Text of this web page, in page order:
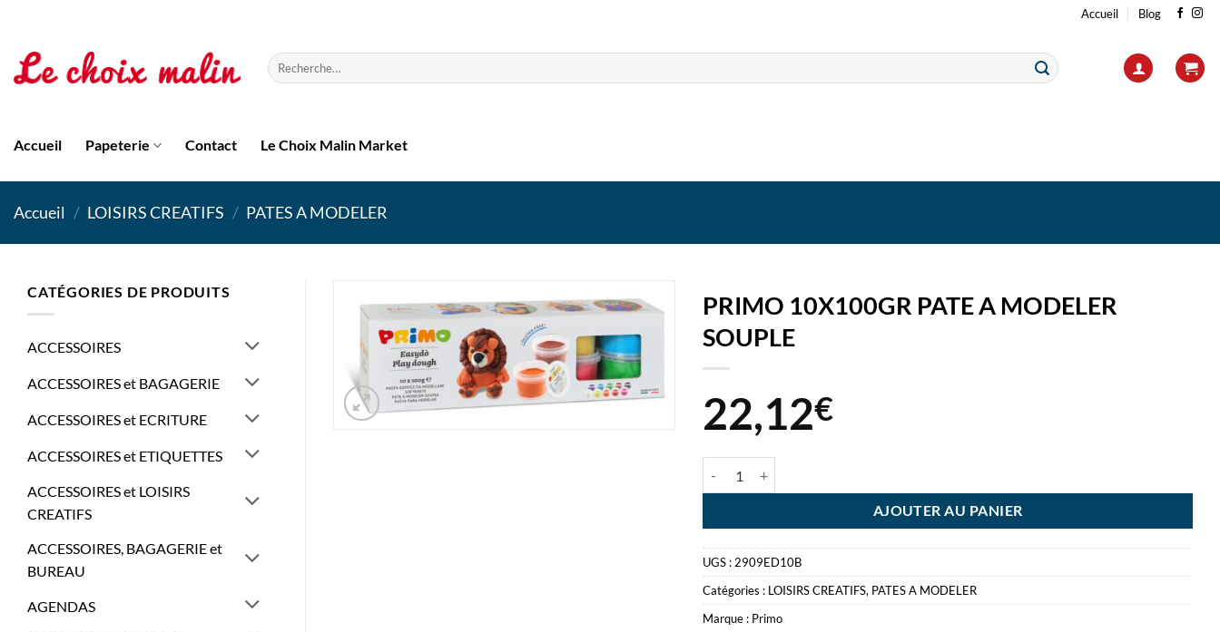
contenu
Accueil Blog
Recherche
pour :
Accueil Papeterie Contact Le Choix Malin Market
Accueil / LOISIRS CREATIFS / PATES A MODELER
CATÉGORIES DE PRODUITS
ACCESSOIRES
ACCESSOIRES et BAGAGERIE
ACCESSOIRES et ECRITURE
ACCESSOIRES et ETIQUETTES
ACCESSOIRES et LOISIRS
CREATIFS
ACCESSOIRES, BAGAGERIE et
BUREAU
AGENDAS
PRIMO 10X100GR PATE A MODELER
SOUPLE
22,12€
AJOUTER AU PANIER
UGS : 2909ED10B
Catégories : LOISIRS CREATIFS, PATES A MODELER
Marque : Primo